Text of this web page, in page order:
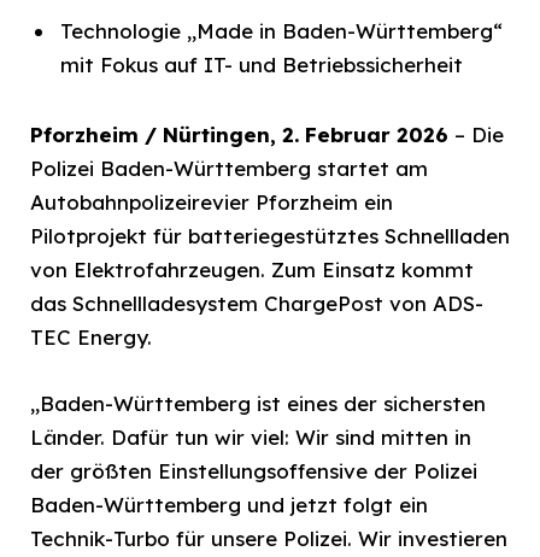
Technologie „Made in Baden-Württemberg“
mit Fokus auf IT- und Betriebssicherheit
Pforzheim / Nürtingen, 2. Februar 2026 – Die
Polizei Baden-Württemberg startet am
Autobahnpolizeirevier Pforzheim ein
Pilotprojekt für batteriegestütztes Schnellladen
von Elektrofahrzeugen. Zum Einsatz kommt
das Schnellladesystem ChargePost von ADS-
TEC Energy.
„Baden-Württemberg ist eines der sichersten
Länder. Dafür tun wir viel: Wir sind mitten in
der größten Einstellungsoffensive der Polizei
Baden-Württemberg und jetzt folgt ein
Technik-Turbo für unsere Polizei. Wir investieren